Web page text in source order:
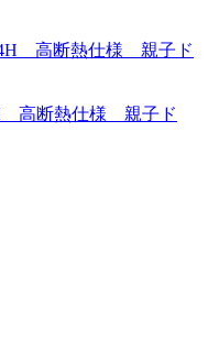
高断熱仕様 親子ド